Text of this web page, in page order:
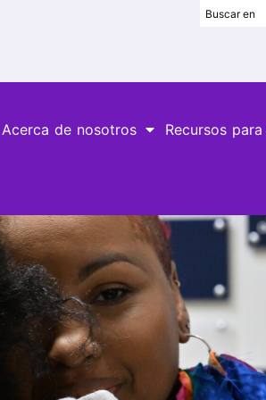
Acerca de nosotros Recursos